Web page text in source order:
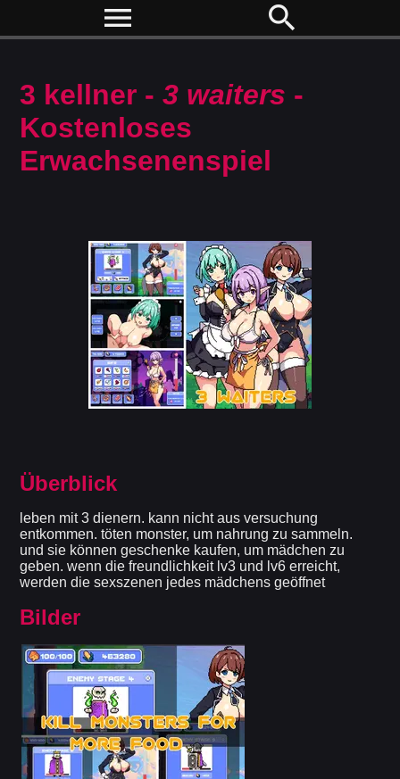
menu search
3 kellner -3 waiters -
Kostenloses
Erwachsenenspiel
Überblick
leben mit 3 dienern. kann nicht aus versuchung
entkommen. töten monster, um nahrung zu sammeln.
und sie können geschenke kaufen, um mädchen zu
geben. wenn die freundlichkeit lv3 und lv6 erreicht,
werden die sexszenen jedes mädchens geöffnet
Bilder